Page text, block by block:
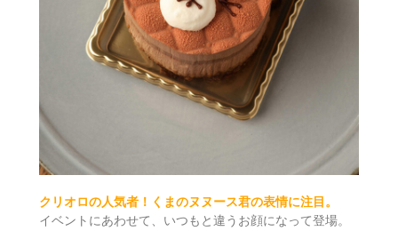
クリオロの人気者！くまのヌヌース君の表情に注目。
イベントにあわせて、いつもと違うお顔になって登場。